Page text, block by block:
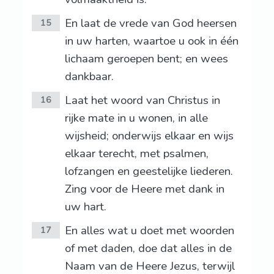
15
En laat de vrede van God heersen
in uw harten, waartoe u ook in één
lichaam geroepen bent; en wees
dankbaar.
16
Laat het woord van Christus in
rijke mate in u wonen, in alle
wijsheid; onderwijs elkaar en wijs
elkaar terecht, met psalmen,
lofzangen en geestelijke liederen.
Zing voor de Heere met dank in
uw hart.
17
En alles wat u doet met woorden
of met daden, doe dat alles in de
Naam van de Heere Jezus, terwijl